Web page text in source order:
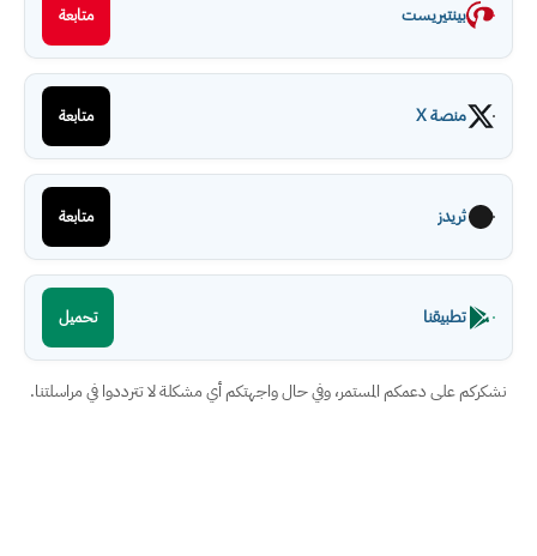
بينتيريست متابعة
منصة X متابعة
ثريدز متابعة
تطبيقنا تحميل
نشكركم على دعمكم المستمر، وفي حال واجهتكم أي مشكلة لا تترددوا في مراسلتنا.